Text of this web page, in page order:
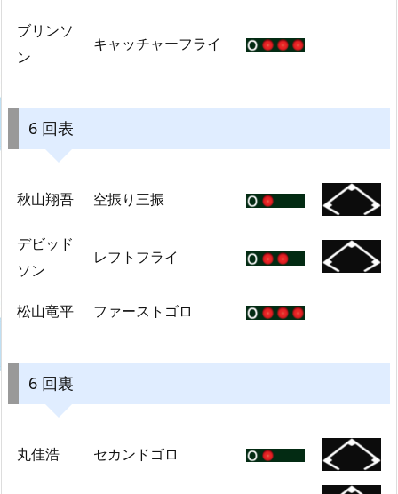
ブリンソ
ン
キャッチャーフライ
6 回表
秋山翔吾 空振り三振
デビッド
ソン
レフトフライ
松山竜平 ファーストゴロ
6 回裏
丸佳浩 セカンドゴロ